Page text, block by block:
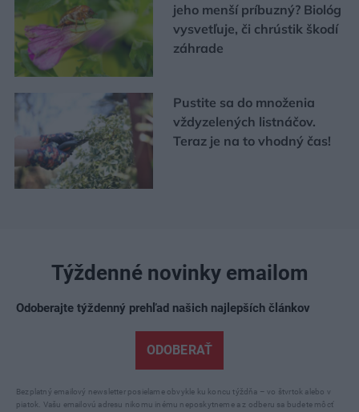
jeho menší príbuzný? Biológ
vysvetľuje, či chrústik škodí
záhrade
Pustite sa do množenia
vždyzelených listnáčov.
Teraz je na to vhodný čas!
Týždenné novinky emailom
Odoberajte týždenný prehľad našich najlepších článkov
ODOBERAŤ
Bezplatný emailový newsletter posielame obvykle ku koncu týždňa – vo štvrtok alebo v
piatok. Vašu emailovú adresu nikomu inému neposkytneme a z odberu sa budete môcť